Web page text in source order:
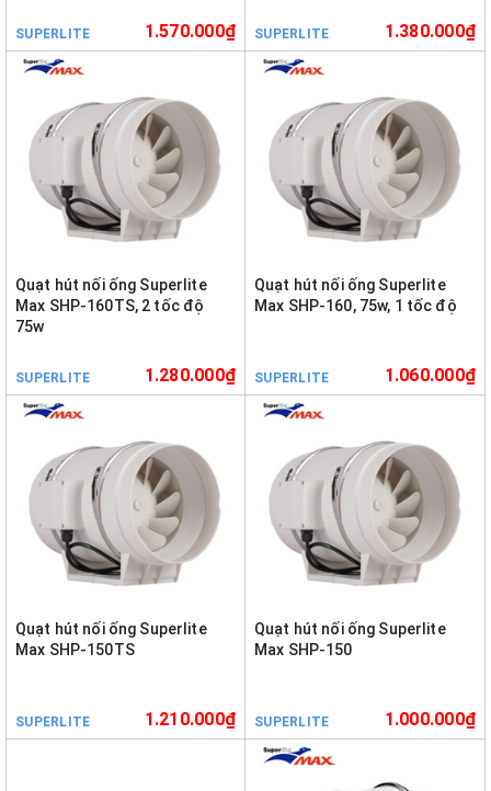
SUPERLITE 1.570.000₫ SUPERLITE 1.380.000₫
Quạt hút nối ống Superlite
Max SHP-160TS, 2 tốc độ
75w
SUPERLITE 1.280.000₫
Quạt hút nối ống Superlite
Max SHP-160, 75w, 1 tốc độ
SUPERLITE 1.060.000₫
Quạt hút nối ống Superlite
Max SHP-150TS
SUPERLITE 1.210.000₫
Quạt hút nối ống Superlite
Max SHP-150
SUPERLITE 1.000.000₫